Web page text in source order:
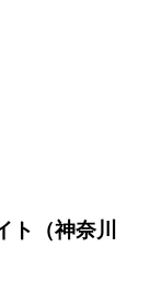
ト（神奈川